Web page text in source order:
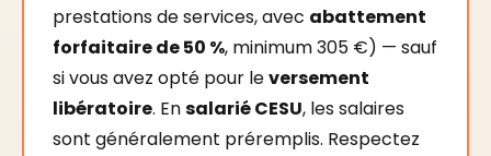
prestations de services, avec abattement
forfaitaire de 50 %, minimum 305 €) — sauf
si vous avez opté pour leversement
libératoire. Ensalarié CESU, les salaires
sont généralement préremplis. Respectez